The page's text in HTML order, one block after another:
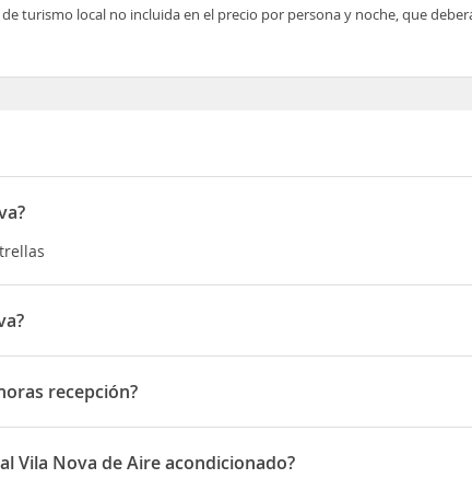
turismo local no incluida en el precio por persona y noche, que
de Loulé 111
recepción?
recepción
Vila Nova de Aire acondicionado?